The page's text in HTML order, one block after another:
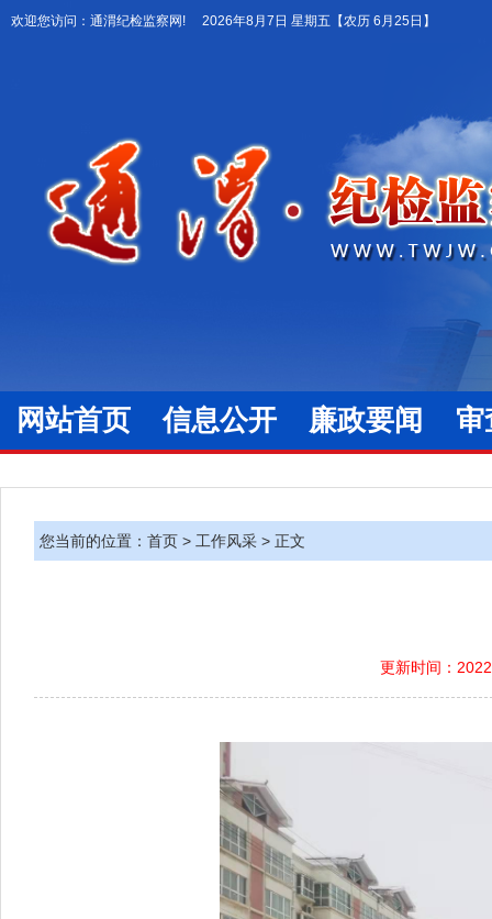
欢迎您访问：通渭纪检监察网! 2026年8月7日 星期五 【农历 6月25日】
网站首页 信息公开 廉政要闻 审
您当前的位置： 首页 > 工作风采 > 正文
更新时间：